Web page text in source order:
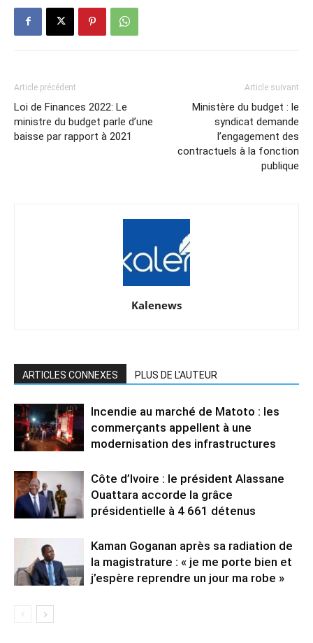
Article précédent
Loi de Finances 2022: Le
ministre du budget parle d’une
baisse par rapport à 2021
Article suivant
Ministère du budget : le
syndicat demande
l’engagement des
contractuels à la fonction
publique
Kalenews
ARTICLES CONNEXES PLUS DE L'AUTEUR
Incendie au marché de Matoto : les
commerçants appellent à une
modernisation des infrastructures
Côte d’Ivoire : le président Alassane
Ouattara accorde la grâce
présidentielle à 4 661 détenus
Kaman Goganan après sa radiation de
la magistrature : « je me porte bien et
j’espère reprendre un jour ma robe »